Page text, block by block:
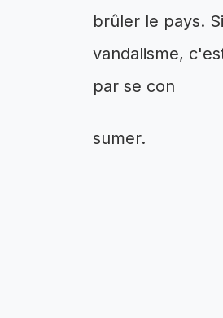
brûler le pays.
vandalisme,
par se con
sumer.